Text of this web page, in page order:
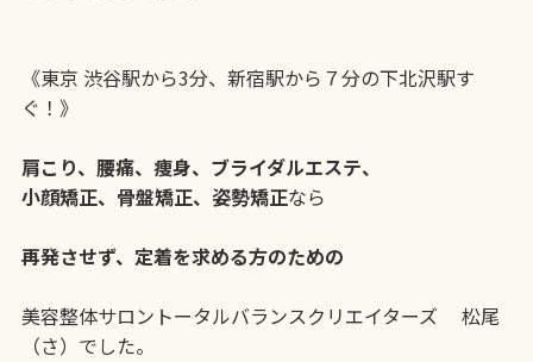
《東京 渋谷駅から3分、新宿駅から７分の下北沢駅す
ぐ！》
肩こり、腰痛、痩身、ブライダルエステ、
小顔矯正、骨盤矯正、姿勢矯正なら
再発させず、定着を求める方のための
美容整体サロントータルバランスクリエイターズ 松尾
（さ）でした。